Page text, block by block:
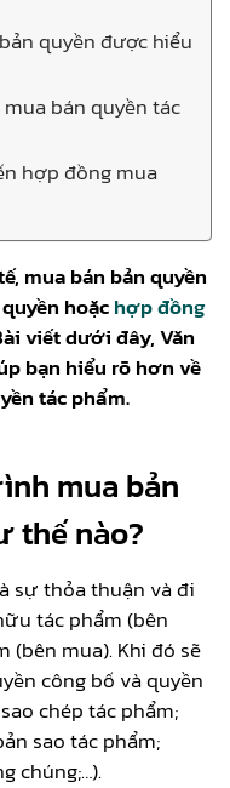
quyền được hiểu
bán quyền tác
hợp đồng mua
mua bán bản quyền
hoặchợp đồng
viết dưới đây, Văn
bạn hiểu rõ hơn về
tác phẩm.
mua bản
thế nào?
sự thỏa thuận và đi
tác phẩm (bên
(bên mua). Khi đó sẽ
công bố và quyền
chép tác phẩm;
sao tác phẩm;
chúng;…).